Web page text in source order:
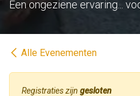
Een ongeziene ervaring...
Alle Evenementen
Registraties zijn gesloten